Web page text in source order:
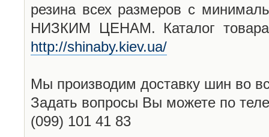
резина всех размеров с
НИЗКИМ ЦЕНАМ. Каталог
http://shinaby.kiev.ua/
Мы производим доставку шин во
Задать вопросы Вы можете по
(099) 101 41 83